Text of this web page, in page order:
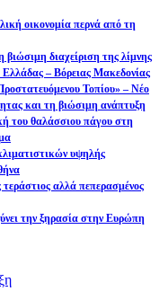
οικονομία περνά από τη
διαχείριση της λίμνης
– Βόρειας Μακεδονίας
Τοπίου» – Νέο
και τη βιώσιμη ανάπτυξη
του θαλάσσιου πάγου στη
υψηλής
αλλά πεπερασμένος
την ξηρασία στην Ευρώπη